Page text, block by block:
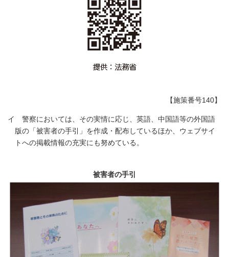
【施策番号140】
イ 警察においては、その実情に応じ、英語、中国語等の外国語
版の「被害者の手引」を作成・配布しているほか、ウェブサイ
トへの掲載情報の充実にも努めている。
被害者の手引